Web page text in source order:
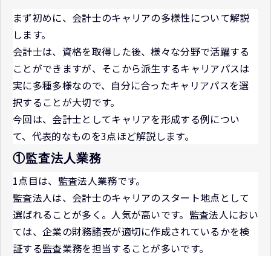
まず初めに、会計士のキャリアの多様性について解説
します。
会計士は、資格を取得した後、様々な分野で活躍する
ことができますが、そこから派生するキャリアパスは
実に多種多様なので、自分に合ったキャリアパスを選
択することが大切です。
今回は、会計士としてキャリアを形成する例につい
て、代表的なものを3点ほど解説します。
①監査法人業務
1点目は、監査法人業務です。
監査法人は、会計士のキャリアのスタート地点として
選ばれることが多く。人気が高いです。監査法人におい
ては、企業の財務諸表が適切に作成されているかを検
証する監査業務を担当することが多いです。